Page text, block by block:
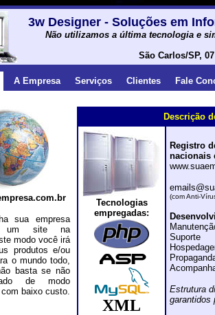
3w Designer - Soluções em
Não utilizamos a última tecnologia e
São Carlos/SP,
A Empresa Serviços Clientes Fale
sua empresa
um site na
modo você irá
produtos e/ou
o mundo todo,
basta se não
de modo
baixo custo.
Descrição
Tecnologias
empregadas:
XML
Registro
nacionais
(com Anti-
Suporte
Estrutura
garantidos